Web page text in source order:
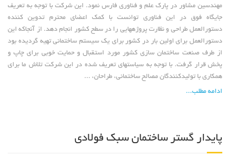
پایدار گستر ساختمان سبک فولادی
مهندسین مشاور در پارک علم و فناوری فارس نمود. این شرکت با توجه به تعریف
جایگاه فوق در این فناوری توانست با کمک اعضای محترم تدوین کننده
دستورالعمل طراحی و نظارت پروژههایی را در سطح کشور انجام دهد. از آنجاکه این
دستورالعمل برای اولین بار در کشور برای یک سیستم ساختمانی تهیه گردیده بود
از طرف صنعت ساختمان سازی کشور مورد استقبال و حمایت خوبی برای چاپ و
پخش قرار گرفت. با توجه به سیاستهای تعریف شده در این شرکت تلاش ما برای
همکاری با تولیدکنندگان مصالح ساختمانی، طراحان، ...
ادامه مطلب...